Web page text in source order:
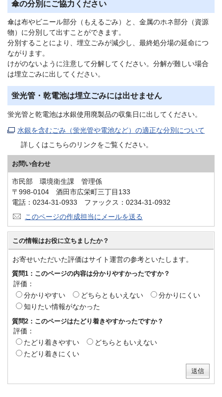
傘の分別にご協力ください
傘は布やビニール部分（もえるごみ）と、金属のホネ部分（資源
物）に分別して出すことができます。
分別することにより、埋立ごみが減少し、最終処分場の延命につ
ながります。
けがのないように注意して分解してください。分解が難しい場合
は埋立ごみに出してください。
蛍光管・乾電池は埋立ごみには出せません
蛍光管と乾電池は水銀使用廃製品の収集日に出してください。
水銀を含むごみ（蛍光管や電池など）の適正な分別について
詳しくはこちらのリンクをご覧ください。
お問い合わせ
市民部 環境衛生課 管理係
〒998-0104 酒田市広栄町三丁目133
電話：0234-31-0933 ファックス：0234-31-0932
このページの作成担当にメールを送る
この情報はお役に立ちましたか？
お寄せいただいた評価はサイト運営の参考といたします。
質問1：このページの内容は分かりやすかったですか？
評価：
分かりやすい
どちらともいえない
分かりにくい
知りたい情報がなかった
質問2：このページはたどり着きやすかったですか？
評価：
たどり着きやすい
どちらともいえない
たどり着きにくい